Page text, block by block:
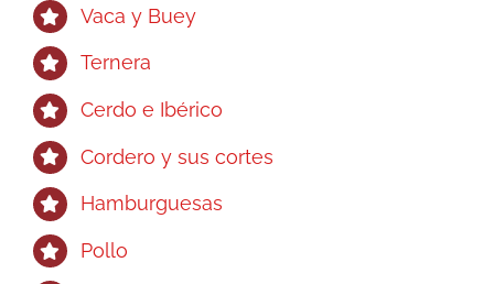
Vaca y Buey
Ternera
Cerdo e Ibérico
Cordero y sus cortes
Hamburguesas
Pollo